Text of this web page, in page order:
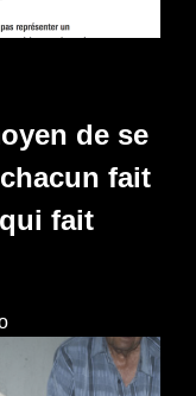
de se
fait
fait